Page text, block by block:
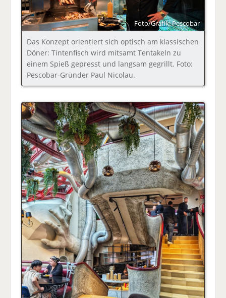
Foto/Grafik: Pescobar
Das Konzept orientiert sich optisch am klassischen
Döner: Tintenfisch wird mitsamt Tentakeln zu
einem Spieß gepresst und langsam gegrillt. Foto:
Pescobar-Gründer Paul Nicolau.